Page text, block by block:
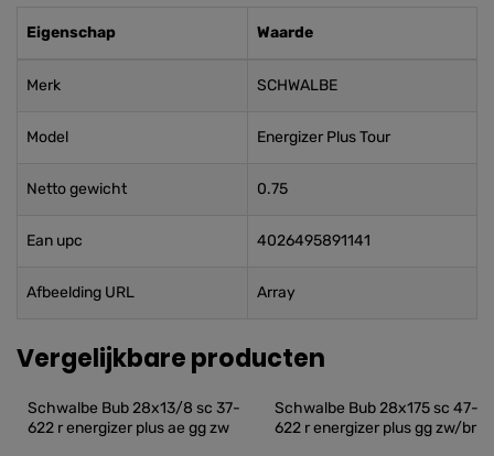
Eigenschap Waarde
Merk SCHWALBE
Model Energizer Plus Tour
Netto gewicht 0.75
Ean upc 4026495891141
Afbeelding URL Array
Vergelijkbare producten
Schwalbe Bub 28x13/8 sc 37-
622 r energizer plus ae gg zw
Schwalbe Bub 28x175 sc 47-
622 r energizer plus gg zw/br